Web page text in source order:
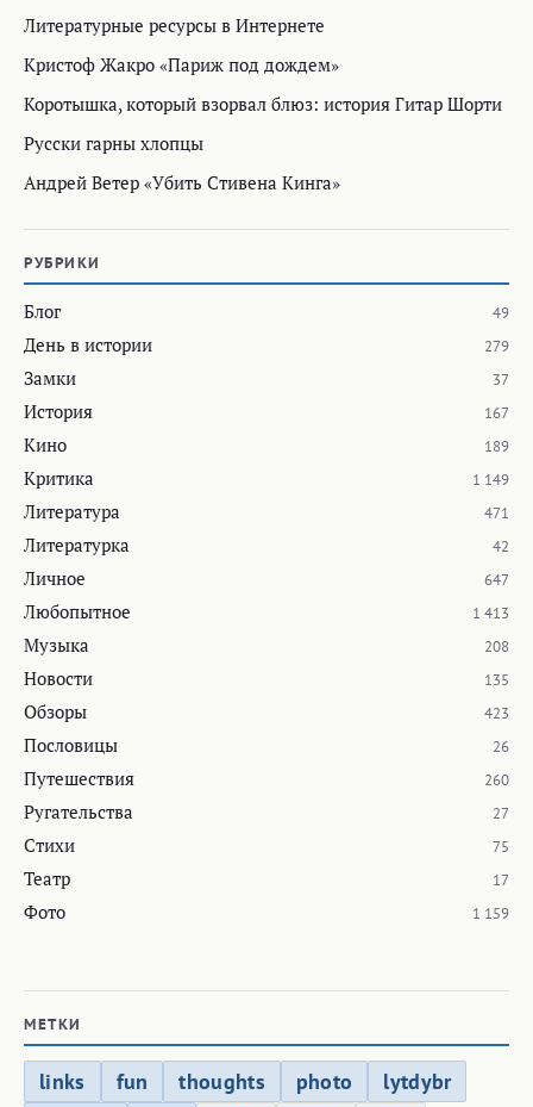
Литературные ресурсы в Интернете
Кристоф Жакро «Париж под дождем»
Коротышка, который взорвал блюз: история Гитар Шорти
Русски гарны хлопцы
Андрей Ветер «Убить Стивена Кинга»
РУБРИКИ
Блог 49
День в истории 279
Замки 37
История 167
Кино 189
Критика 1 149
Литература 471
Литературка 42
Личное 647
Любопытное 1 413
Музыка 208
Новости 135
Обзоры 423
Пословицы 26
Путешествия 260
Ругательства 27
Стихи 75
Театр 17
Фото 1 159
МЕТКИ
links fun thoughts photo
lytdybr